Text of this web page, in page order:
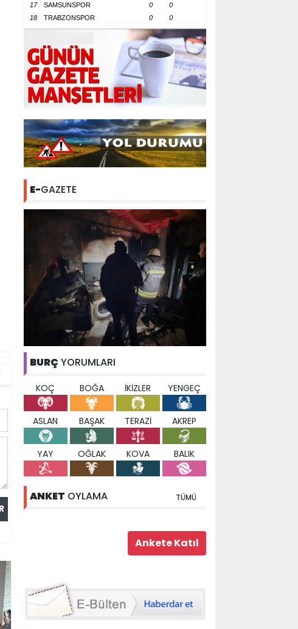
17
SAMSUNSPOR 0
0
18
TRABZONSPOR 0 0
E-GAZETE
BURÇ YORUMLARI
KOÇ BOĞA İKİZLER YENGEÇ
ASLAN BAŞAK TERAZİ AKREP
YAY OĞLAK KOVA BALIK
ANKET OYLAMA TÜMÜ